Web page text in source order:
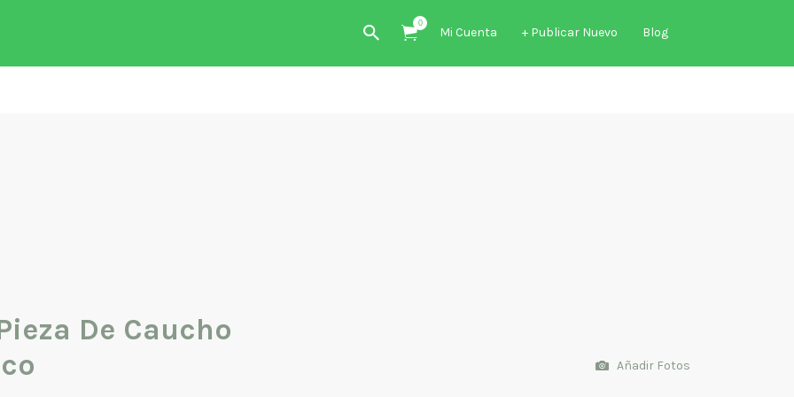
con
0
Mi Cuenta + Publicar Nuevo Blog
De Caucho
Añadir Fotos